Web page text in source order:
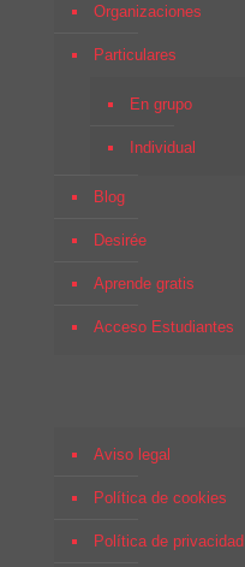
Organizaciones
Particulares
En grupo
Individual
Blog
Desirée
Aprende gratis
Acceso Estudiantes
Aviso legal
Política de cookies
Política de privacidad